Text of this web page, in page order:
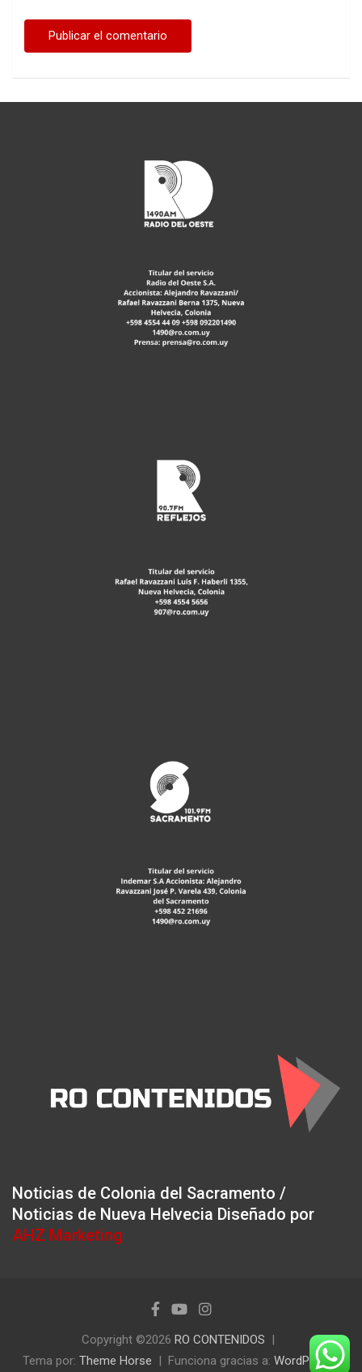
Noticias de Colonia del Sacramento /
Noticias de Nueva Helvecia Diseñado por
AHZ Marketing
Copyright ©2026 RO CONTENIDOS
Tema por: Theme Horse Funciona gracias a: WordPress